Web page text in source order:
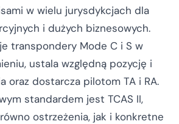
w wielu jurysdykcjach dla
i dużych biznesowych.
transpondery Mode C i S w
ustala względną pozycję i
oraz dostarcza pilotom TA i RA.
standardem jest TCAS II,
ostrzeżenia, jak i konkretne